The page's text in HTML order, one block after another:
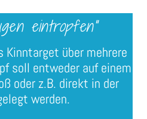
eintropfen“
Kinntarget über mehrere
soll entweder auf einem
oder z.B. direkt in der
werden.